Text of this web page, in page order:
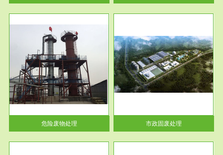
危险废物处理
服务范围
市政固废处理
蔚蓝生态环境科技所从事的市政
废物处理业务包括市政废物的处
理处...
市政固废处理